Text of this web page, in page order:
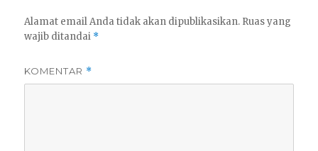
Alamat email Anda tidak akan dipublikasikan. Ruas yang
wajib ditandai *
KOMENTAR *